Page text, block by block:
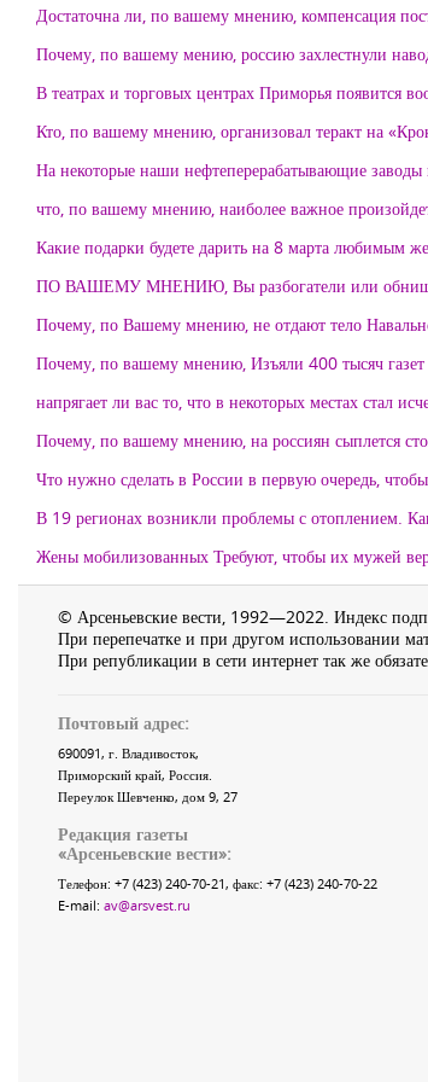
Достаточна ли, по вашему мнению, компенсация
Почему, по вашему мению, россию захлестнули
В театрах и торговых центрах Приморья появится
Кто, по вашему мнению, организовал теракт на
На некоторые наши нефтеперерабатывающие
что, по вашему мнению, наиболее важное
Какие подарки будете дарить на 8 марта любимым
ПО ВАШЕМУ МНЕНИЮ, Вы разбогатели или
Почему, по Вашему мнению, не отдают тело
Почему, по вашему мнению, Изъяли 400 тысяч
напрягает ли вас то, что в некоторых местах стал
Почему, по вашему мнению, на россиян сыплется
Что нужно сделать в России в первую очередь,
В 19 регионах возникли проблемы с отоплением.
Жены мобилизованных Требуют, чтобы их мужей
© Арсеньевские вести, 1992—2022. Индекс
При перепечатке и при другом использовании
При републикации в сети интернет так же
Почтовый адрес:
690091, г. Владивосток,
Приморский край, Россия.
Переулок Шевченко, дом 9, 27
Редакция газеты
«Арсеньевские вести»:
Телефон: +7 (423) 240-70-21, факс: +7 (423) 240-70-22
E-mail: av@arsvest.ru